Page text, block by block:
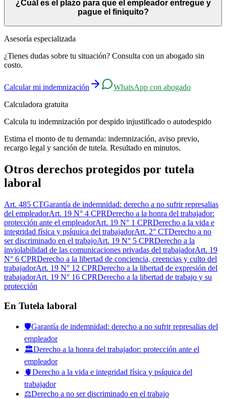
acciones judiciales específicas y reclamar conceptos que no le han
sido pagados. Debe señalar específicamente las demandas y
conceptos a reclamar.
¿Cuál es el plazo para que el empleador entregue y
pague el finiquito?
Conforme al artículo 177 del Código del Trabajo, el finiquito debe
10 días hábiles siguientes al término de la relación laboral. El pago
en cuotas solo es válido con acuerdo expreso.
Asesoría especializada
¿Tienes dudas sobre tu situación? Consulta con un abogado sin
costo.
Calcular mi indemnización
WhatsApp con abogado
Calculadora gratuita
Calcula tu indemnización por despido injustificado o autodespido
Estima el monto de tu demanda: indemnización, aviso previo,
recargo legal y sanción de tutela. Resultado en minutos.
Otros derechos protegidos por tutela
laboral
Art. 485 CTGarantía de indemnidad: derecho a no sufrir represalias
del empleadorArt. 19 N° 4 CPRDerecho a la honra del trabajador:
protección ante el empleadorArt. 19 N° 1 CPRDerecho a la vida e
integridad física y psíquica del trabajadorArt. 2° CTDerecho a no
ser discriminado en el trabajoArt. 19 N° 5 CPRDerecho a la
inviolabilidad de las comunicaciones privadas del trabajadorArt. 19
N° 6 CPRDerecho a la libertad de conciencia, creencias y culto del
trabajadorArt. 19 N° 12 CPRDerecho a la libertad de expresión del
trabajadorArt. 19 N° 16 CPRDerecho a la libertad de trabajo y su
protección
En Tutela laboral
🛡️Garantía de indemnidad: derecho a no sufrir represalias del
empleador
🏛️Derecho a la honra del trabajador: protección ante el
empleador
🫀Derecho a la vida e integridad física y psíquica del
trabajador
⚖️Derecho a no ser discriminado en el trabajo